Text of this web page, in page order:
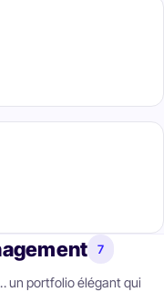
7
un portfolio élégant qui